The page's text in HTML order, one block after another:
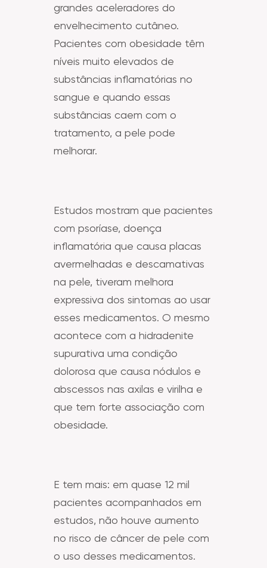
grandes aceleradores do
envelhecimento cutâneo.
Pacientes com obesidade têm
níveis muito elevados de
substâncias inflamatórias no
sangue e quando essas
substâncias caem com o
tratamento, a pele pode
melhorar.
Estudos mostram que pacientes
com psoríase, doença
inflamatória que causa placas
avermelhadas e descamativas
na pele, tiveram melhora
expressiva dos sintomas ao usar
esses medicamentos. O mesmo
acontece com a hidradenite
supurativa uma condição
dolorosa que causa nódulos e
abscessos nas axilas e virilha e
que tem forte associação com
obesidade.
E tem mais: em quase 12 mil
pacientes acompanhados em
estudos, não houve aumento
no risco de câncer de pele com
o uso desses medicamentos.